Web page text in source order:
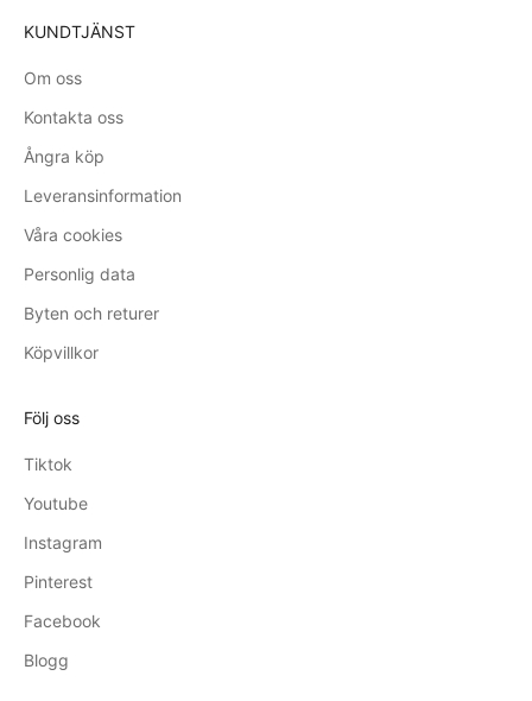
KUNDTJÄNST
Om oss
Kontakta oss
Ångra köp
Leveransinformation
Våra cookies
Personlig data
Byten och returer
Köpvillkor
Följ oss
Tiktok
Youtube
Instagram
Pinterest
Facebook
Blogg